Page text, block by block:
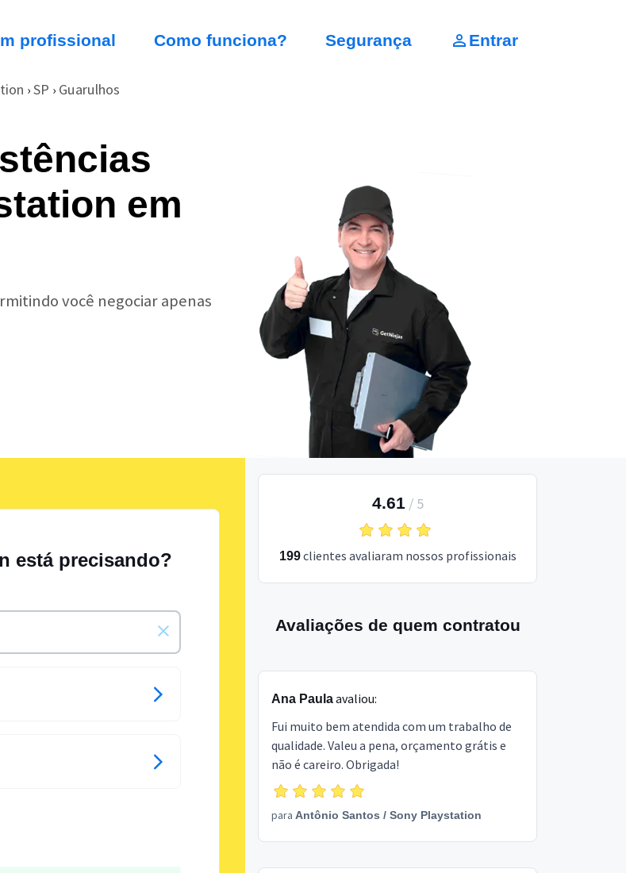
profissional Como funciona? Segurança Entrar
› SP › Guarulhos
em
você negociar apenas
está precisando?
4.61 / 5
199clientes avaliaram nossos profissionais
Avaliações de quem contratou
Ana Paulaavaliou:
Fui muito bem atendida com um trabalho de
qualidade. Valeu a pena, orçamento grátis e
não é careiro. Obrigada!
para Antônio Santos / Sony Playstation